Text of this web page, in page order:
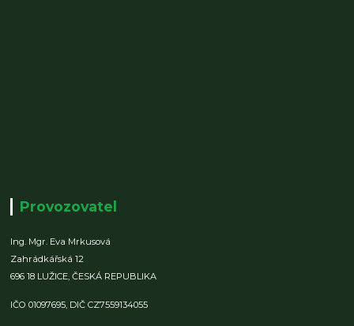
Provozovatel
Ing. Mgr. Eva Mrkusová
Zahrádkářská 12
696 18 LUŽICE,ČESKÁ REPUBLIKA
IČO 01097695, DIČ CZ7559134055